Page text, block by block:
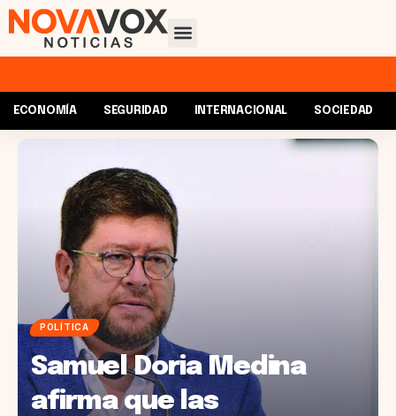
ECONOMÍA SEGURIDAD INTERNACIONAL SOCIEDAD
POLÍTICA
Samuel Doria Medina
afirma que las